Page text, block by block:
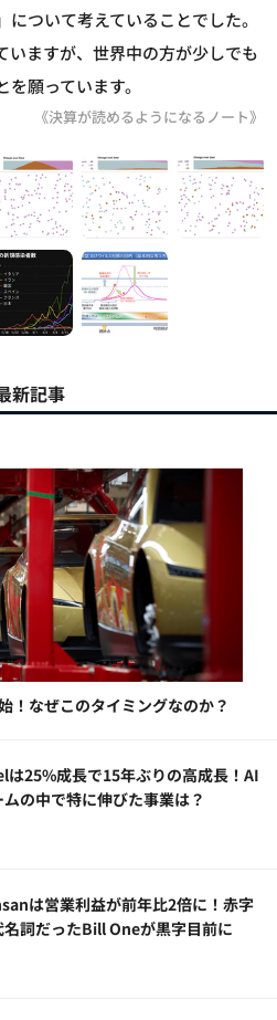
ついて考えていることでした。
いますが、世界中の方が少しでも
願っています。
《決算が読めるようになるノート》
新記事
！なぜこのタイミングなのか？
は25%成長で15年ぶりの高成長！AI
ムの中で特に伸びた事業は？
は営業利益が前年比2倍に！赤字
名詞だったBill Oneが黒字目前に